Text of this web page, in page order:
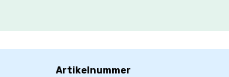
Artikelnummer